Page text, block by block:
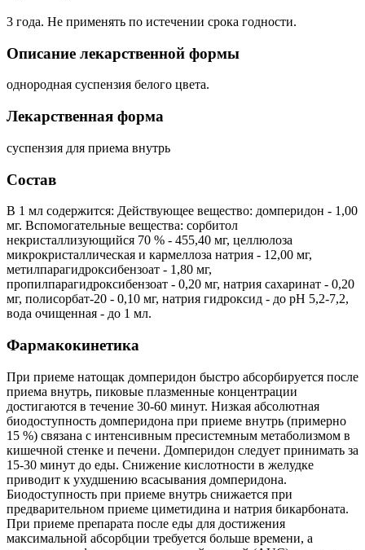
3 года. Не применять по истечении срока годности.
Описание лекарственной формы
однородная суспензия белого цвета.
Лекарственная форма
суспензия для приема внутрь
Состав
В 1 мл содержится: Действующее вещество: домперидон - 1,00
мг. Вспомогательные вещества: сорбитол
некристаллизующийся 70 % - 455,40 мг, целлюлоза
микрокристаллическая и кармеллоза натрия - 12,00 мг,
метилпарагидроксибензоат - 1,80 мг,
пропилпарагидроксибензоат - 0,20 мг, натрия сахаринат - 0,20
мг, полисорбат-20 - 0,10 мг, натрия гидроксид - до pH 5,2-7,2,
вода очищенная - до 1 мл.
Фармакокинетика
При приеме натощак домперидон быстро абсорбируется после
приема внутрь, пиковые плазменные концентрации
достигаются в течение 30-60 минут. Низкая абсолютная
биодоступность домперидона при приеме внутрь (примерно
15 %) связана с интенсивным пресистемным метаболизмом в
кишечной стенке и печени. Домперидон следует принимать за
15-30 минут до еды. Снижение кислотности в желудке
приводит к ухудшению всасывания домперидона.
Биодоступность при приеме внутрь снижается при
предварительном приеме циметидина и натрия бикарбоната.
При приеме препарата после еды для достижения
максимальной абсорбции требуется больше времени, а